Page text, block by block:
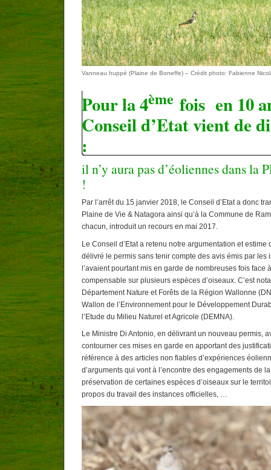
Vanneau huppé (Plaine de Boneffe) – Crédit photo: Fabienne
Pour la 4ème fois en 10
Conseil d’Etat vient de
:
il n’y aura pas d’éoliennes dans la
!
Par l’arrêt du 15 janvier 2018, le Conseil d’Etat a donc
Plaine de Vie & Natagora ainsi qu’à la Commune de
chacun, introduit un recours en mai 2017.
Le Conseil d’Etat a retenu notre argumentation et estime
délivré le permis sans tenir compte des avis émis par les
l’avaient pourtant mis en garde de nombreuses fois face
compensable sur plusieurs espèces d’oiseaux. C’est
Département Nature et Forêts de la Région Wallonne
Wallon de l’Environnement pour le Développement
l’Etude du Milieu Naturel et Agricole (DEMNA).
Le Ministre Di Antonio, en délivrant un nouveau permis,
contourner ces mises en garde en apportant des
référence à des articles non fiables d’expériences
d’arguments qui vont à l’encontre des engagements de
préservation de certaines espèces d’oiseaux sur le
propos du travail des instances officielles, …